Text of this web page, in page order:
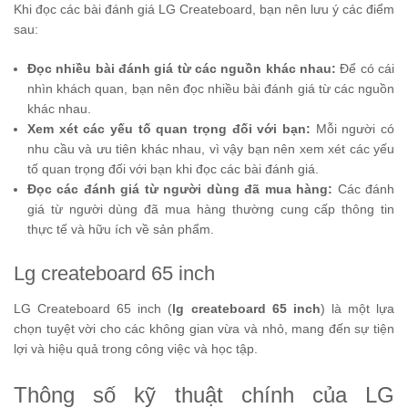
Khi đọc các bài đánh giá LG Createboard, bạn nên lưu ý các điểm
sau:
Đọc nhiều bài đánh giá từ các nguồn khác nhau: Để có cái
nhìn khách quan, bạn nên đọc nhiều bài đánh giá từ các nguồn
khác nhau.
Xem xét các yếu tố quan trọng đối với bạn: Mỗi người có
nhu cầu và ưu tiên khác nhau, vì vậy bạn nên xem xét các yếu
tố quan trọng đối với bạn khi đọc các bài đánh giá.
Đọc các đánh giá từ người dùng đã mua hàng: Các đánh
giá từ người dùng đã mua hàng thường cung cấp thông tin
thực tế và hữu ích về sản phẩm.
Lg createboard 65 inch
LG Createboard 65 inch (lg createboard 65 inch) là một lựa
chọn tuyệt vời cho các không gian vừa và nhỏ, mang đến sự tiện
lợi và hiệu quả trong công việc và học tập.
Thông số kỹ thuật chính của LG